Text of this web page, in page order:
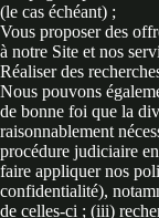
(le cas échéant) ;
Vous proposer des
à notre Site et nos
Réaliser des
Nous pouvons
de bonne foi que la
raisonnablement
procédure judiciaire
faire appliquer nos
confidentialité),
de celles-ci ; (iii)